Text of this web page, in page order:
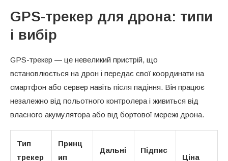
GPS-трекер для дрона: типи
і вибір
GPS-трекер — це невеликий пристрій, що
встановлюється на дрон і передає свої координати на
смартфон або сервер навіть після падіння. Він працює
незалежно від польотного контролера і живиться від
власного акумулятора або від бортової мережі дрона.
Тип
трекер
Принц
ип
Дальні
Підпис
Ціна